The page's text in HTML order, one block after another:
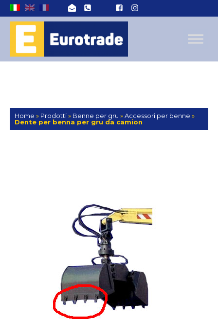
Home » Prodotti» Benne per gru »Accessori per benne »
Dente per benna per gru da camion